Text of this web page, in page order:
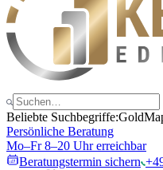
Beliebte Suchbegriffe:Gold
Persönliche Beratung
Mo–Fr 8–20 Uhr erreichbar
Beratungstermin sichern